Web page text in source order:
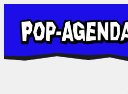
naar
inhoud